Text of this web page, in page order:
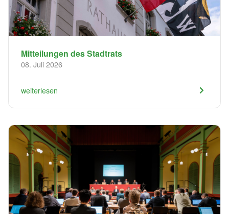
Mitteilungen des Stadtrats
08. Juli 2026
weiterlesen